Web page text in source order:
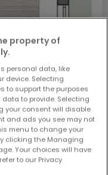
in Longuich
2
property of
personal data, like
device. Selecting
to support the purposes
to provide. Selecting
your consent will disable
and ads you see may not
menu to change your
clicking the Managing
Your choices will have
to our Privacy